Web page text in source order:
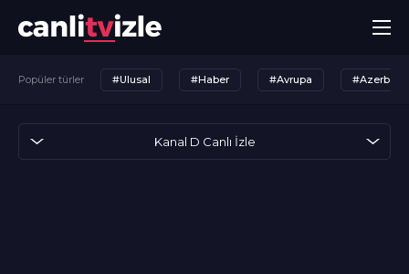
Popüler türler #Ulusal #Haber #Avrupa
Kanal D Canlı İzle